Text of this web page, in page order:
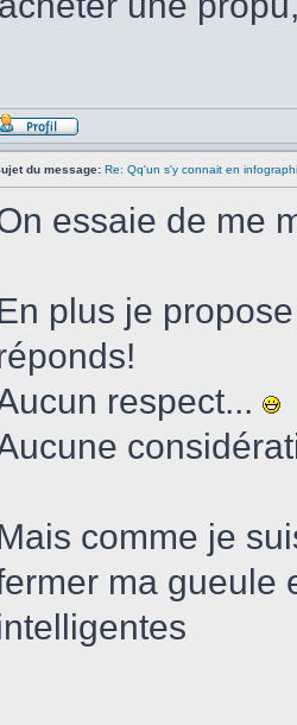
du message: Re: Qq'un s'y connait en
essaie de me
plus je
respect...
comme je
ma gueule